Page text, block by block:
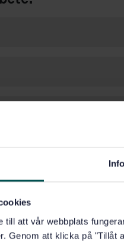
till att vår webbplats
Genom att klicka på